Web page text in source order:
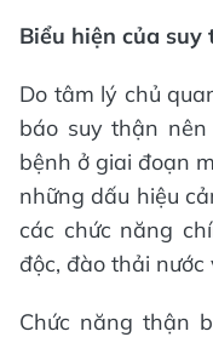
Biểu hiện của suy
Do tâm lý chủ
báo suy thận
bệnh ở giai đoạn
những dấu hiệu
các chức năng
độc, đào thải
Chức năng thận